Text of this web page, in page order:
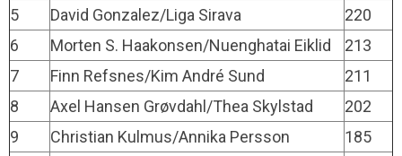
5
David Gonzalez/Liga Sirava
220
6
Morten S. Haakonsen/Nuenghatai Eiklid
213
7
Finn Refsnes/Kim André Sund
211
8
Axel Hansen Grøvdahl/Thea Skylstad
202
9
Christian Kulmus/Annika Persson
185